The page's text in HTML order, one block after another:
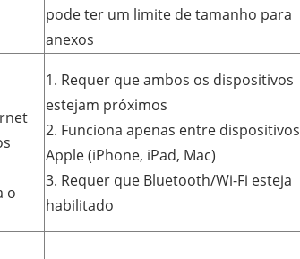
pode ter um limite de tamanho para
anexos
o
1. Requer que ambos os dispositivos
estejam próximos
2. Funciona apenas entre dispositivos
Apple (iPhone, iPad, Mac)
3. Requer que Bluetooth/Wi-Fi esteja
habilitado